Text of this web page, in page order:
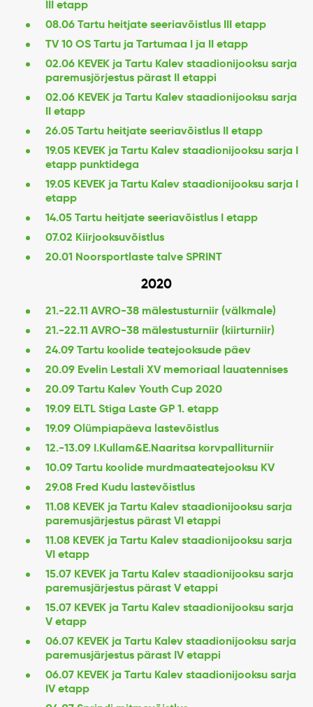
III etapp
08.06 Tartu heitjate seeriavõistlus III etapp
TV 10 OS Tartu ja Tartumaa I ja II etapp
02.06 KEVEK ja Tartu Kalev staadionijooksu sarja
paremusjörjestus pärast II etappi
02.06 KEVEK ja Tartu Kalev staadionijooksu sarja
II etapp
26.05 Tartu heitjate seeriavõistlus II etapp
19.05 KEVEK ja Tartu Kalev staadionijooksu sarja I
etapp punktidega
19.05 KEVEK ja Tartu Kalev staadionijooksu sarja I
etapp
14.05 Tartu heitjate seeriavõistlus I etapp
07.02 Kiirjooksuvõistlus
20.01 Noorsportlaste talve SPRINT
2020
21.-22.11 AVRO-38 mälestusturniir (välkmale)
21.-22.11 AVRO-38 mälestusturniir (kiirturniir)
24.09 Tartu koolide teatejooksude päev
20.09 Evelin Lestali XV memoriaal lauatennises
20.09 Tartu Kalev Youth Cup 2020
19.09 ELTL Stiga Laste GP 1. etapp
19.09 Olümpiapäeva lastevõistlus
12.-13.09 I.Kullam&E.Naaritsa korvpalliturniir
10.09 Tartu koolide murdmaateatejooksu KV
29.08 Fred Kudu lastevõistlus
11.08 KEVEK ja Tartu Kalev staadionijooksu sarja
paremusjärjestus pärast VI etappi
11.08 KEVEK ja Tartu Kalev staadionijooksu sarja
VI etapp
15.07 KEVEK ja Tartu Kalev staadionijooksu sarja
paremusjärjestus pärast V etappi
15.07 KEVEK ja Tartu Kalev staadionijooksu sarja
V etapp
06.07 KEVEK ja Tartu Kalev staadionijooksu sarja
paremusjärjestus pärast IV etappi
06.07 KEVEK ja Tartu Kalev staadionijooksu sarja
IV etapp